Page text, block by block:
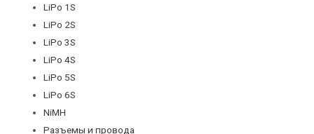
LiPo 1S
LiPo 2S
LiPo 3S
LiPo 4S
LiPo 5S
LiPo 6S
NiMH
Разъемы и провода